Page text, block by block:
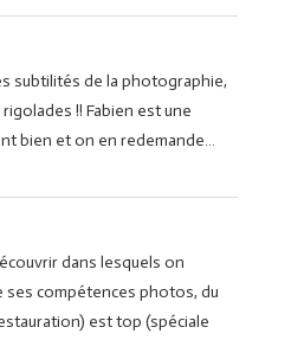
subtilités de la photographie,
!! Fabien est une
bien et on en redemande…
dans lesquels on
ses compétences photos, du
est top (spéciale